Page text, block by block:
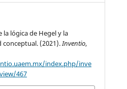
la lógica de Hegel y la
conceptual. (2021).Inventio,
index.php/inve
467